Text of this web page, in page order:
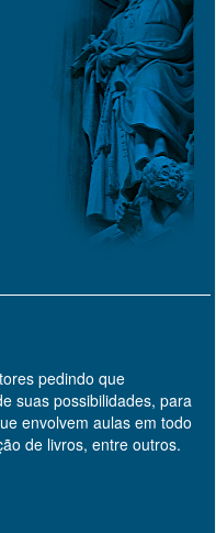
pedindo que
suas possibilidades, para
envolvem aulas em todo
de livros, entre outros.